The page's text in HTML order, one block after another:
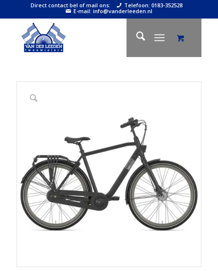
Direct contact bel of mail ons:
Telefoon: 0183-352528
E-mail: info@vanderleeden.nl